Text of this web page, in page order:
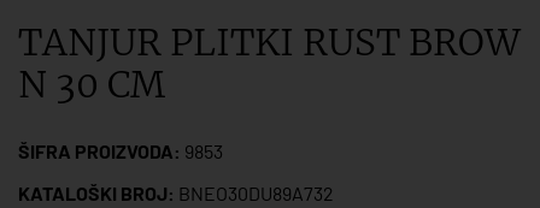
TANJUR PLITKI RUST BROW
N 30 CM
ŠIFRA PROIZVODA: 9853
KATALOŠKI BROJ: BNEO30DU89A732